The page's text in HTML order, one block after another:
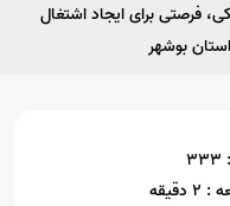
فرصتی برای ایجاد اشتغال
بوشهر